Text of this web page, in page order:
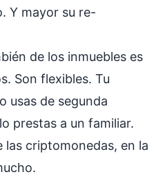
Y mayor su re-
de los inmuebles es
Son flexibles. Tu
usas de segunda
prestas a un familiar.
las criptomonedas, en la